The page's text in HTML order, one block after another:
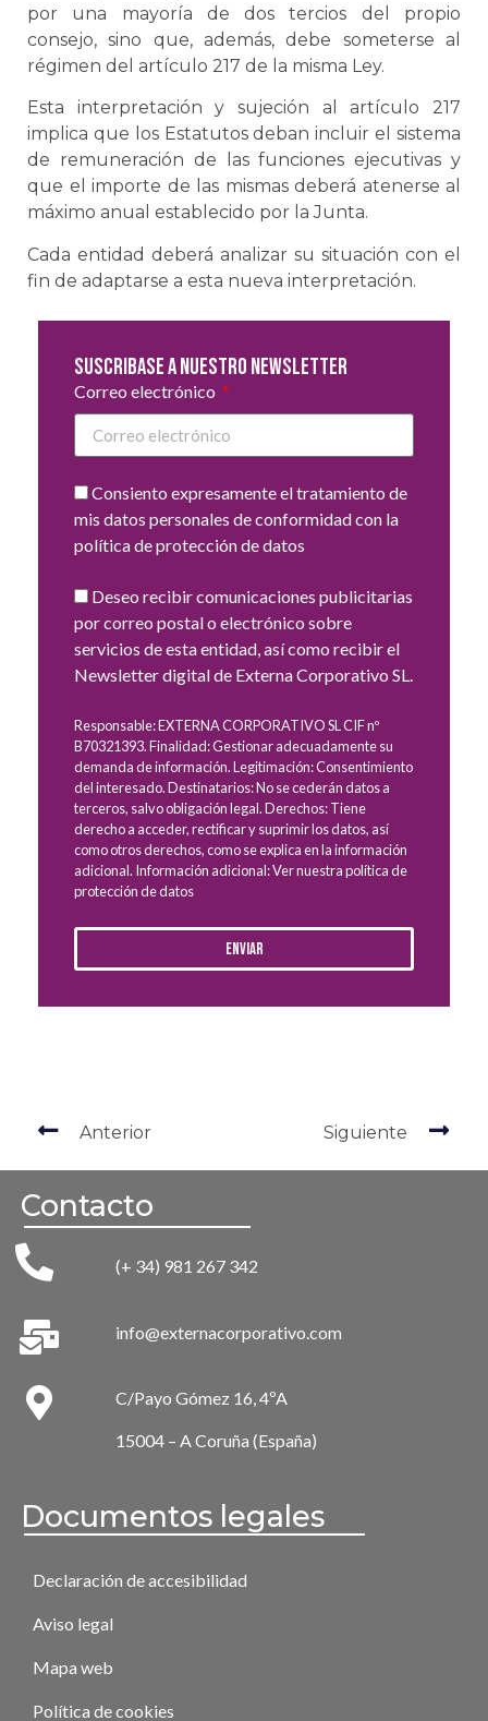
por una mayoría de dos tercios del propio
consejo, sino que, además, debe someterse al
régimen del artículo 217 de la misma Ley.
Esta interpretación y sujeción al artículo 217
implica que los Estatutos deban incluir el sistema
de remuneración de las funciones ejecutivas y
que el importe de las mismas deberá atenerse al
máximo anual establecido por la Junta.
Cada entidad deberá analizar su situación con el
fin de adaptarse a esta nueva interpretación.
Suscribase a nuestro newsletter
Correo electrónico
Consiento expresamente el tratamiento de
mis datos personales de conformidad con la
política de protección de datos
Deseo recibir comunicaciones publicitarias
por correo postal o electrónico sobre
servicios de esta entidad, así como recibir el
Newsletter digital de Externa Corporativo SL.
Responsable: EXTERNA CORPORATIVO SL CIF nº
B70321393. Finalidad: Gestionar adecuadamente su
demanda de información. Legitimación: Consentimiento
del interesado. Destinatarios: No se cederán datos a
terceros, salvo obligación legal. Derechos: Tiene
derecho a acceder, rectificar y suprimir los datos, así
como otros derechos, como se explica en la información
adicional. Información adicional: Ver nuestra política de
protección de datos
Enviar
Anterior Siguiente
Contacto
(+ 34) 981 267 342
info@externacorporativo.com
C/Payo Gómez 16, 4ºA
15004 – A Coruña (España)
Documentos legales
Declaración de accesibilidad
Aviso legal
Mapa web
Política de cookies